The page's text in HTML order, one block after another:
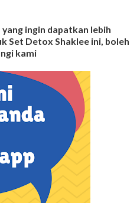
ingin dapatkan lebih
Set Detox Shaklee ini, boleh
kami